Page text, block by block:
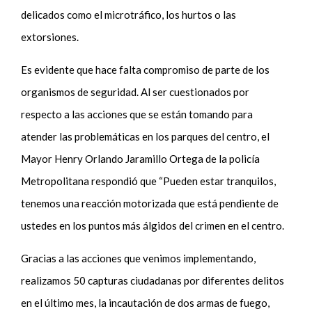
delicados como el microtráfico, los hurtos o las
extorsiones.
Es evidente que hace falta compromiso de parte de los
organismos de seguridad. Al ser cuestionados por
respecto a las acciones que se están tomando para
atender las problemáticas en los parques del centro, el
Mayor Henry Orlando Jaramillo Ortega de la policía
Metropolitana respondió que “Pueden estar tranquilos,
tenemos una reacción motorizada que está pendiente de
ustedes en los puntos más álgidos del crimen en el centro.
Gracias a las acciones que venimos implementando,
realizamos 50 capturas ciudadanas por diferentes delitos
en el último mes, la incautación de dos armas de fuego,